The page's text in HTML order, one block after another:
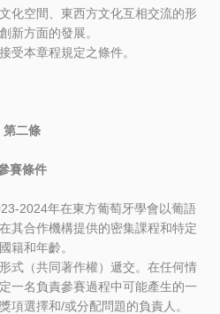
化空間、東西方文化互相交流的形
新方面的發展。
受本章程規定之條件。
第二條
賽條件
2024年在東方葡萄牙學會以葡語
其合作機構提供的密集課程和特定
籍和年齡。
式（共同著作權）遞交。在任何情
一名負責參賽過程中可能產生的一
項選擇和/或分配問題的負責人。